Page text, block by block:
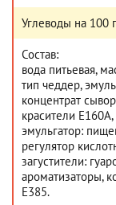
Углеводы на 100 г
Состав:
вода питьевая,
тип чеддер,
концентрат
красители
эмульгатор:
регулятор
загустители:
ароматизаторы,
Е385.